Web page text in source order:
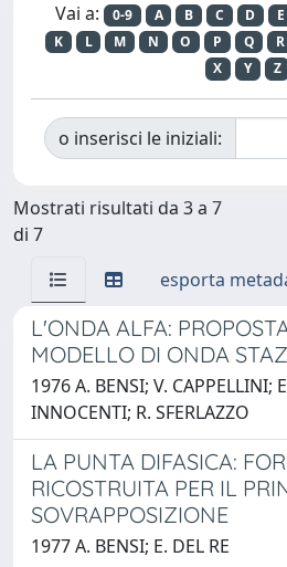
Vai a: 0-9 A B C D E
K
L M N O P Q R
X
Y Z
o inserisci le iniziali:
Mostrati risultati da 3 a 7
di 7
esporta
L'ONDA ALFA:
MODELLO DI ONDA
1976 A. BENSI; V. CAPPELLINI;
INNOCENTI; R. SFERLAZZO
LA PUNTA DIFASICA:
RICOSTRUITA PER IL
SOVRAPPOSIZIONE
1977 A. BENSI; E. DEL RE